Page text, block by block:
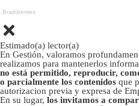
Estimado(a) lector(a)
En Gestión, valoramos
realizamos para mantenerlos
no está permitido, reproducir,
o parcialmente los contenidos que
autorizacion previa y expresa de
En su lugar, los invitamos a